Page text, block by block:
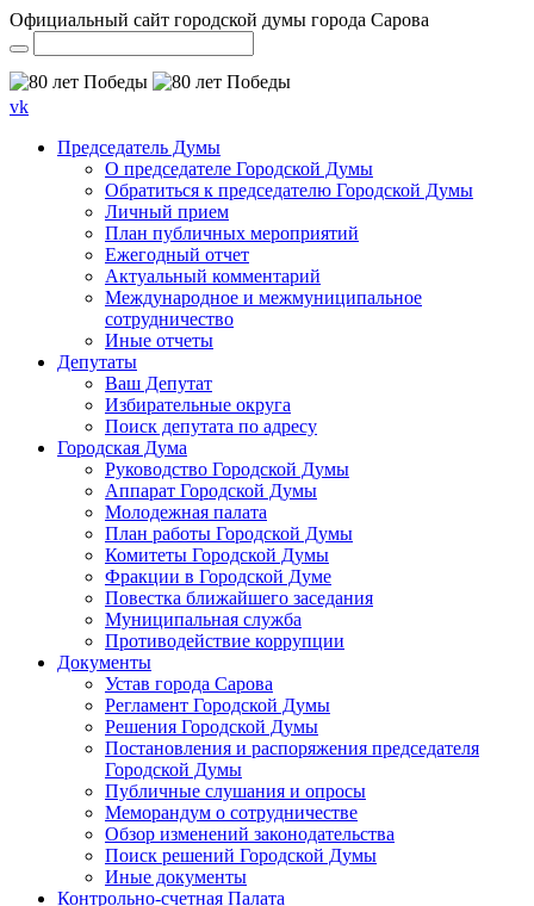
Официальный сайт городской думы города Сарова
vk
Председатель Думы
О председателе Городской Думы
Обратиться к председателю Городской Думы
Личный прием
План публичных мероприятий
Ежегодный отчет
Актуальный комментарий
Международное и межмуниципальное
сотрудничество
Иные отчеты
Депутаты
Ваш Депутат
Избирательные округа
Поиск депутата по адресу
Городская Дума
Руководство Городской Думы
Аппарат Городской Думы
Молодежная палата
План работы Городской Думы
Комитеты Городской Думы
Фракции в Городской Думе
Повестка ближайшего заседания
Муниципальная служба
Противодействие коррупции
Документы
Устав города Сарова
Регламент Городской Думы
Решения Городской Думы
Постановления и распоряжения председателя
Городской Думы
Публичные слушания и опросы
Меморандум о сотрудничестве
Обзор изменений законодательства
Поиск решений Городской Думы
Иные документы
Контрольно-счетная Палата